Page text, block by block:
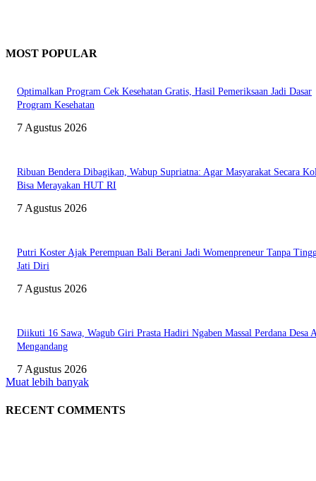
MOST POPULAR
Optimalkan Program Cek Kesehatan Gratis, Hasil Pemeriksaan Jadi Dasar
Program Kesehatan
7 Agustus 2026
Ribuan Bendera Dibagikan, Wabup Supriatna: Agar Masyarakat Secara
Bisa Merayakan HUT RI
7 Agustus 2026
Putri Koster Ajak Perempuan Bali Berani Jadi Womenpreneur Tanpa
Jati Diri
7 Agustus 2026
Diikuti 16 Sawa, Wagub Giri Prasta Hadiri Ngaben Massal Perdana Desa
Mengandang
7 Agustus 2026
Muat lebih banyak
RECENT COMMENTS